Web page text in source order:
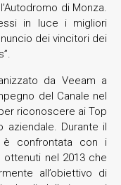
di Monza.
in luce i migliori
dei vincitori dei
da Veeam a
del Canale nel
riconoscere ai Top
Durante il
è confrontata con i
nel 2013 che
all’obiettivo di